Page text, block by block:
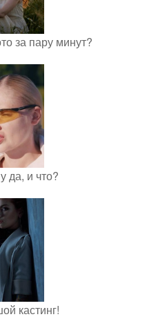
за пару минут?
да, и что?
кастинг!